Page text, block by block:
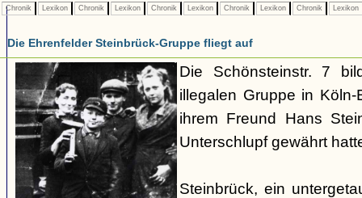
Chronik Lexikon Chronik Lexikon Chronik Lexikon Chronik Lexikon Chronik Lexikon
Die Ehrenfelder Steinbrück-Gruppe fliegt auf
Die Schönsteinstr. 7
illegalen Gruppe in
ihrem Freund Hans
Unterschlupf gewährt
Steinbrück, ein